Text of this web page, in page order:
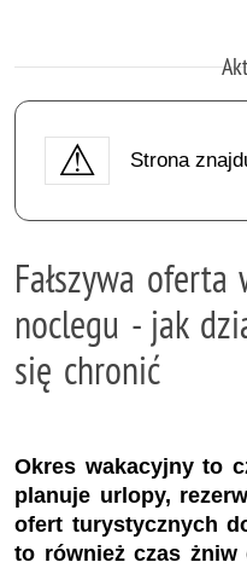
Strona
Fałszywa oferta
noclegu - jak
się chronić
Okres wakacyjny to
planuje urlopy,
ofert turystycznych
to również czas żniw